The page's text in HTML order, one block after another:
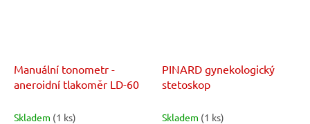
Manuální tonometr -
aneroidní tlakoměr LD-60
Skladem (1 ks)
PINARD gynekologický
stetoskop
Skladem (1 ks)